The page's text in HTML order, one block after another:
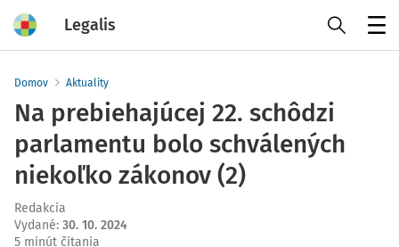
Legalis
Domov Aktuality
Na prebiehajúcej 22. schôdzi
parlamentu bolo schválených
niekoľko zákonov (2)
Redakcia
Vydané: 30. 10. 2024
5 minút čítania